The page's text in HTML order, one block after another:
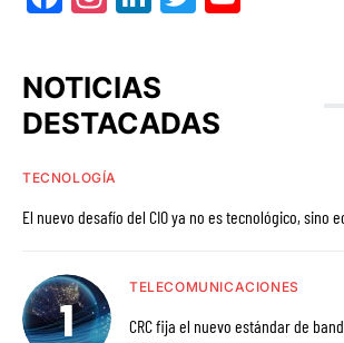
NOTICIAS
DESTACADAS
TECNOLOGÍA
El nuevo desafío del CIO ya no es tecnológico, sino
TELECOMUNICACIONES
CRC fija el nuevo estándar de